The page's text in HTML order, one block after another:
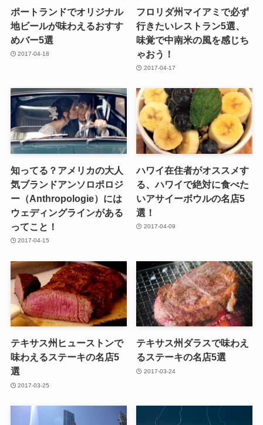
ポートランドでオリジナル
地ビールが味わえるおすす
めバー5選
2017-04-18
フロリダ州マイアミで必ず
行きたいレストラン5選、
味覚で中南米の風を感じち
ゃおう！
2017-04-17
知ってる？アメリカの大人
気ブランドアンソロポロジ
ー（Anthropologie）には
ウェディングラインがある
ってこと！
2017-04-15
ハワイ在住者がオススメす
る、ハワイで絶対に食べた
いアサイーボウルの名店5
選！
2017-04-09
テキサス州ヒューストンで
味わえるステーキの名店5
選
2017-03-25
テキサス州ダラスで味わえ
るステーキの名店5選
2017-03-24